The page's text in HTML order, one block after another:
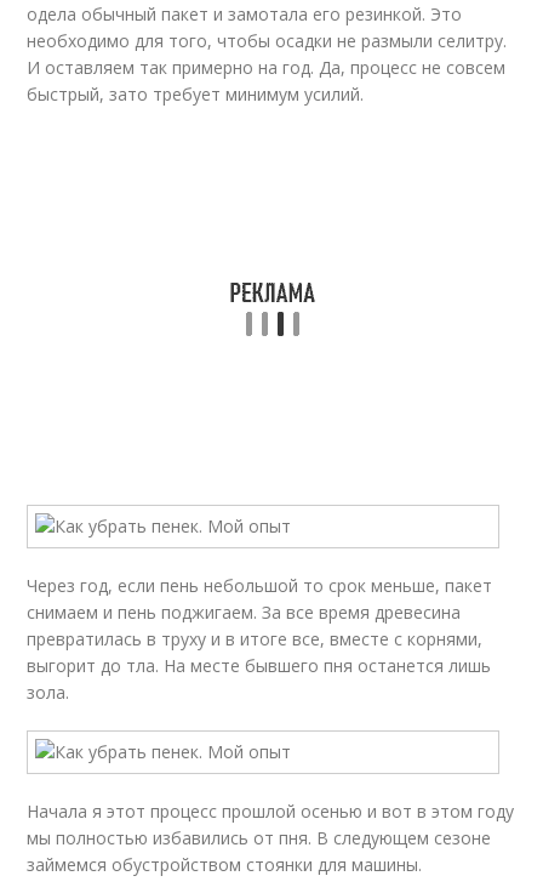
одела обычный пакет и замотала его резинкой. Это
необходимо для того, чтобы осадки не размыли селитру.
И оставляем так примерно на год. Да, процесс не совсем
быстрый, зато требует минимум усилий.
Через год, если пень небольшой то срок меньше, пакет
снимаем и пень поджигаем. За все время древесина
превратилась в труху и в итоге все, вместе с корнями,
выгорит до тла. На месте бывшего пня останется лишь
зола.
Начала я этот процесс прошлой осенью и вот в этом году
мы полностью избавились от пня. В следующем сезоне
займемся обустройством стоянки для машины.